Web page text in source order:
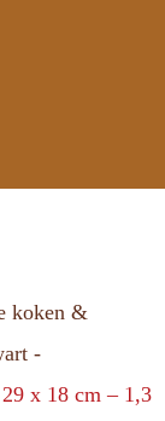
koken &
-
x 18 cm – 1,3